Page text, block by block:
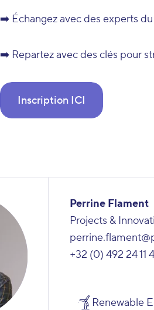
➡️ Échangez avec des experts
➡️ Repartez avec des clés pour
Inscription ICI
Perrine Flament
Projects &
+32 (0) 492 24 11
Renewable